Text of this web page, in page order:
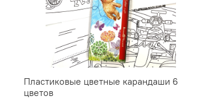
Пластиковые цветные карандаши 6
цветов